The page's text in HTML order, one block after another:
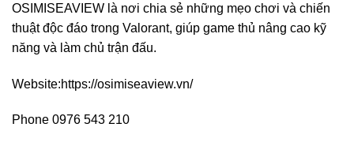
OSIMISEAVIEW là nơi chia sẻ những mẹo chơi và chiến
thuật độc đáo trong Valorant, giúp game thủ nâng cao kỹ
năng và làm chủ trận đấu.
Website:https://osimiseaview.vn/
Phone 0976 543 210